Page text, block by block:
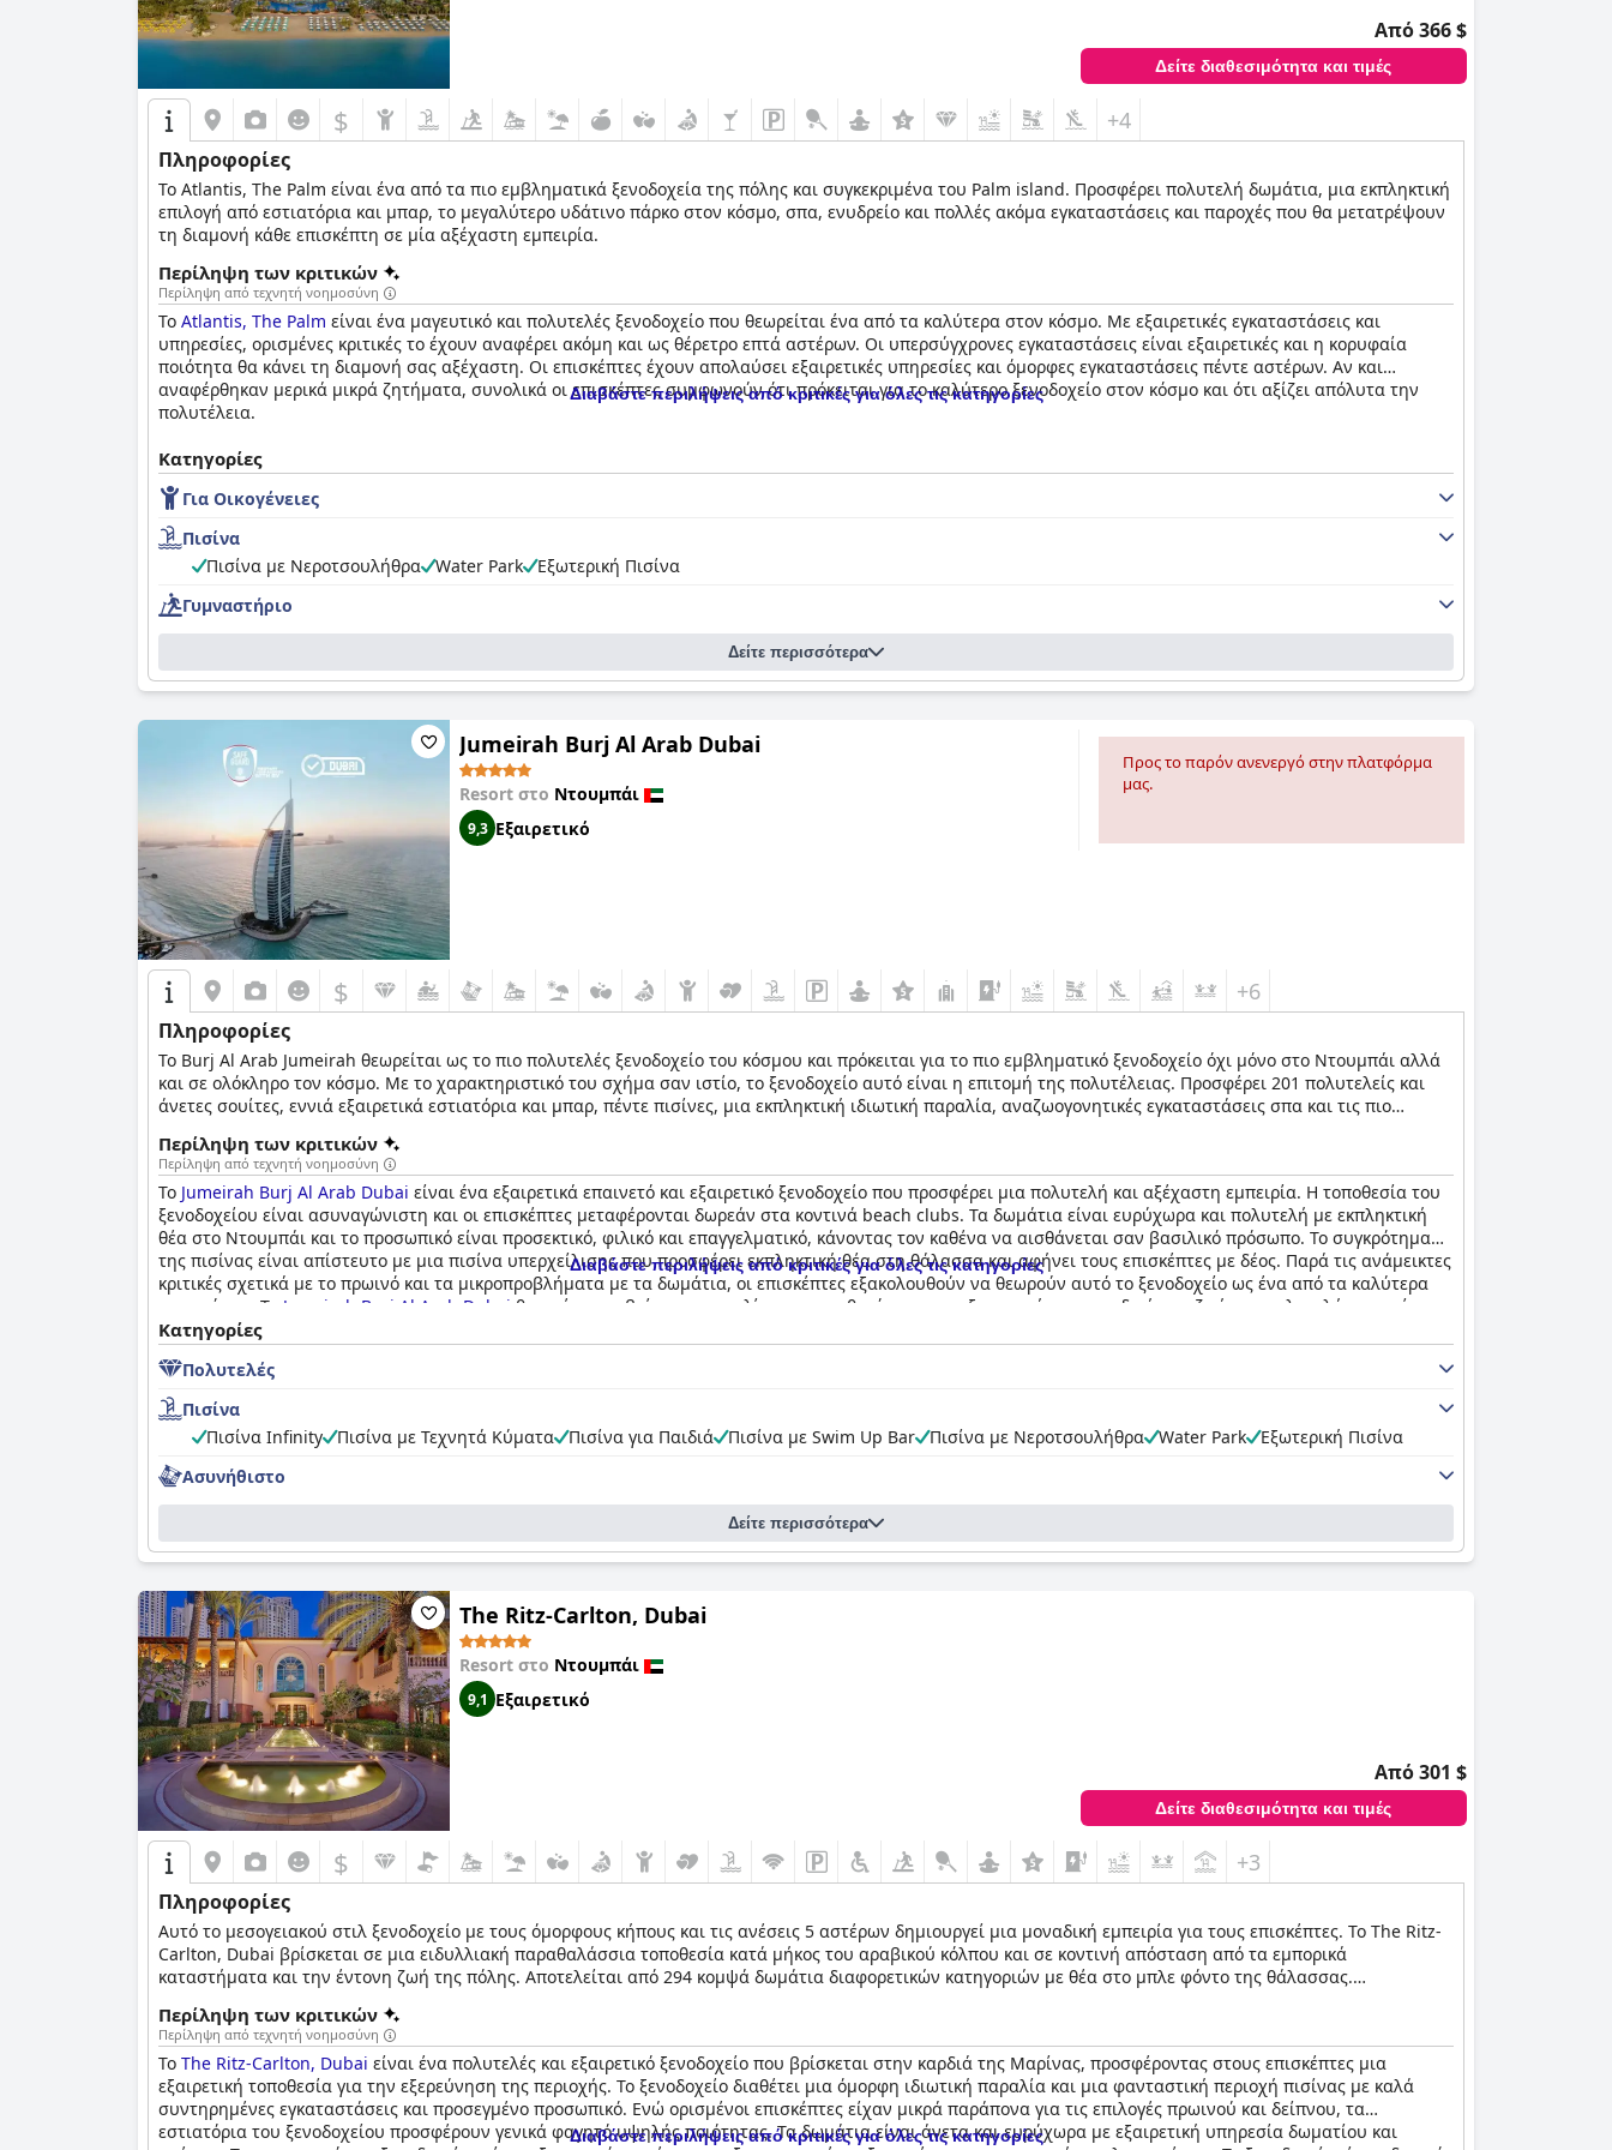
Από 366 $
Δείτε διαθεσιμότητα και τιμές
$ +4
Πληροφορίες
Το Atlantis, The Palm είναι ένα από τα πιο εμβληματικά ξενοδοχεία της πόλης και συγκεκριμένα του Palm island. Προσφέρει πολυτελή δωμάτια, μια εκπληκτική
επιλογή από εστιατόρια και μπαρ, το μεγαλύτερο υδάτινο πάρκο στον κόσμο, σπα, ενυδρείο και πολλές ακόμα εγκαταστάσεις και παροχές που θα μετατρέψουν
τη διαμονή κάθε επισκέπτη σε μία αξέχαστη εμπειρία.
Περίληψη των κριτικών
Περίληψη από τεχνητή νοημοσύνη
Το Atlantis, The Palm είναι ένα μαγευτικό και πολυτελές ξενοδοχείο που θεωρείται ένα από τα καλύτερα στον κόσμο. Με εξαιρετικές εγκαταστάσεις και
υπηρεσίες, ορισμένες κριτικές το έχουν αναφέρει ακόμη και ως θέρετρο επτά αστέρων. Οι υπερσύγχρονες εγκαταστάσεις είναι εξαιρετικές και η κορυφαία
ποιότητα θα κάνει τη διαμονή σας αξέχαστη. Οι επισκέπτες έχουν απολαύσει εξαιρετικές υπηρεσίες και όμορφες εγκαταστάσεις πέντε αστέρων. Αν και
αναφέρθηκαν μερικά μικρά ζητήματα, συνολικά οι επισκέπτες συμφωνούν ότι πρόκειται για το καλύτερο ξενοδοχείο στον κόσμο και ότι αξίζει απόλυτα την
πολυτέλεια.
Διαβάστε περιλήψεις από κριτικές για όλες τις κατηγορίες
Κατηγορίες
Για Οικογένειες
Πισίνα
Πισίνα με Νεροτσουλήθρα
Water Park
Εξωτερική Πισίνα
Γυμναστήριο
Δείτε περισσότερα
Jumeirah Burj Al Arab Dubai
Resort στο Ντουμπάι
9,3 Εξαιρετικό
Προς το παρόν ανενεργό στην πλατφόρμα
μας.
$ +6
Πληροφορίες
Το Burj Al Arab Jumeirah θεωρείται ως το πιο πολυτελές ξενοδοχείο του κόσμου και πρόκειται για το πιο εμβληματικό ξενοδοχείο όχι μόνο στο Ντουμπάι αλλά
και σε ολόκληρο τον κόσμο. Με το χαρακτηριστικό του σχήμα σαν ιστίο, το ξενοδοχείο αυτό είναι η επιτομή της πολυτέλειας. Προσφέρει 201 πολυτελείς και
άνετες σουίτες, εννιά εξαιρετικά εστιατόρια και μπαρ, πέντε πισίνες, μια εκπληκτική ιδιωτική παραλία, αναζωογονητικές εγκαταστάσεις σπα και τις πιο
ρομαντική θέα, το υπέροχο αυτό ξενοδοχείο είναι ένας ιδανικός προορισμός για όλους.
Περίληψη των κριτικών
Περίληψη από τεχνητή νοημοσύνη
Το Jumeirah Burj Al Arab Dubai είναι ένα εξαιρετικά επαινετό και εξαιρετικό ξενοδοχείο που προσφέρει μια πολυτελή και αξέχαστη εμπειρία. Η τοποθεσία του
ξενοδοχείου είναι ασυναγώνιστη και οι επισκέπτες μεταφέρονται δωρεάν στα κοντινά beach clubs. Τα δωμάτια είναι ευρύχωρα και πολυτελή με εκπληκτική
θέα στο Ντουμπάι και το προσωπικό είναι προσεκτικό, φιλικό και επαγγελματικό, κάνοντας τον καθένα να αισθάνεται σαν βασιλικό πρόσωπο. Το συγκρότημα
της πισίνας είναι απίστευτο με μια πισίνα υπερχείλισης που προσφέρει εκπληκτική θέα στη θάλασσα και αφήνει τους επισκέπτες με δέος. Παρά τις ανάμεικτες
κριτικές σχετικά με το πρωινό και τα μικροπροβλήματα με τα δωμάτια, οι επισκέπτες εξακολουθούν να θεωρούν αυτό το ξενοδοχείο ως ένα από τα καλύτερα
στον κόσμο. Το Jumeirah Burj Al Arab Dubai θα πρέπει να βρίσκεται στη λίστα του καθενός για μια εξαιρετική και μοναδική στη ζωή του πολυτελή εμπειρία.
Διαβάστε περιλήψεις από κριτικές για όλες τις κατηγορίες
Κατηγορίες
Πολυτελές
Πισίνα
Πισίνα Infinity
Πισίνα με Τεχνητά Κύματα Πισίνα για Παιδιά Πισίνα με Swim Up Bar Πισίνα με Νεροτσουλήθρα Water Park
Εξωτερική Πισίνα
Ασυνήθιστο
Δείτε περισσότερα
The Ritz-Carlton, Dubai
Resort στο Ντουμπάι
9,1 Εξαιρετικό
Από 301 $
Δείτε διαθεσιμότητα και τιμές
$ +3
Πληροφορίες
Αυτό το μεσογειακού στιλ ξενοδοχείο με τους όμορφους κήπους και τις ανέσεις 5 αστέρων δημιουργεί μια μοναδική εμπειρία για τους επισκέπτες. To The Ritz-
Carlton, Dubai βρίσκεται σε μια ειδυλλιακή παραθαλάσσια τοποθεσία κατά μήκος του αραβικού κόλπου και σε κοντινή απόσταση από τα εμπορικά
καταστήματα και την έντονη ζωή της πόλης. Αποτελείται από 294 κομψά δωμάτια διαφορετικών κατηγοριών με θέα στο μπλε φόντο της θάλασσας.
φιλοξενία υψηλών προδιαγραφών μέσα από τις εξατομικευμένες υπηρεσίες και την εξυπηρέτηση υψηλών προδιαγραφών.
Περίληψη των κριτικών
Περίληψη από τεχνητή νοημοσύνη
Το The Ritz-Carlton, Dubai είναι ένα πολυτελές και εξαιρετικό ξενοδοχείο που βρίσκεται στην καρδιά της Μαρίνας, προσφέροντας στους επισκέπτες μια
εξαιρετική τοποθεσία για την εξερεύνηση της περιοχής. Το ξενοδοχείο διαθέτει μια όμορφη ιδιωτική παραλία και μια φανταστική περιοχή πισίνας με καλά
συντηρημένες εγκαταστάσεις και προσεγμένο προσωπικό. Ενώ ορισμένοι επισκέπτες είχαν μικρά παράπονα για τις επιλογές πρωινού και δείπνου, τα
εστιατόρια του ξενοδοχείου προσφέρουν γενικά φαγητό υψηλής ποιότητας. Τα δωμάτια είναι άνετα και ευρύχωρα με εξαιρετική υπηρεσία δωματίου και
Διαβάστε περιλήψεις από κριτικές για όλες τις κατηγορίες